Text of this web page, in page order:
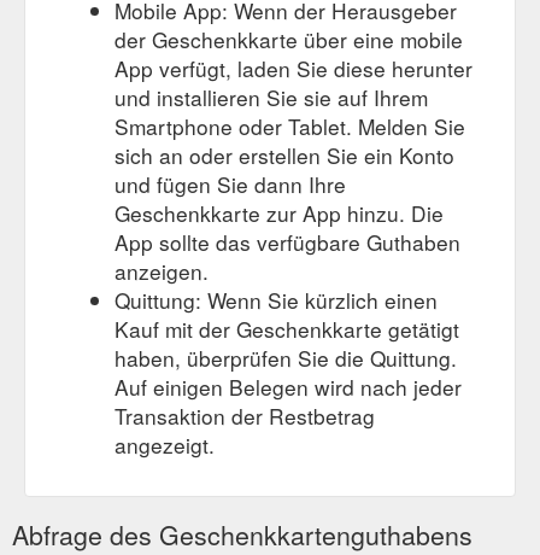
Mobile App: Wenn der Herausgeber
der Geschenkkarte über eine mobile
App verfügt, laden Sie diese herunter
und installieren Sie sie auf Ihrem
Smartphone oder Tablet. Melden Sie
sich an oder erstellen Sie ein Konto
und fügen Sie dann Ihre
Geschenkkarte zur App hinzu. Die
App sollte das verfügbare Guthaben
anzeigen.
Quittung: Wenn Sie kürzlich einen
Kauf mit der Geschenkkarte getätigt
haben, überprüfen Sie die Quittung.
Auf einigen Belegen wird nach jeder
Transaktion der Restbetrag
angezeigt.
Abfrage des Geschenkkartenguthabens